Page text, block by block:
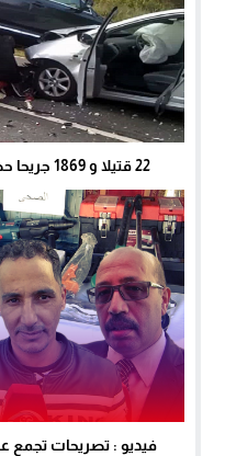
22 قتيلا و 1869 جريحا حصيلة حوادث السير بالمناطق...
فيديو : تصريحات تجمع